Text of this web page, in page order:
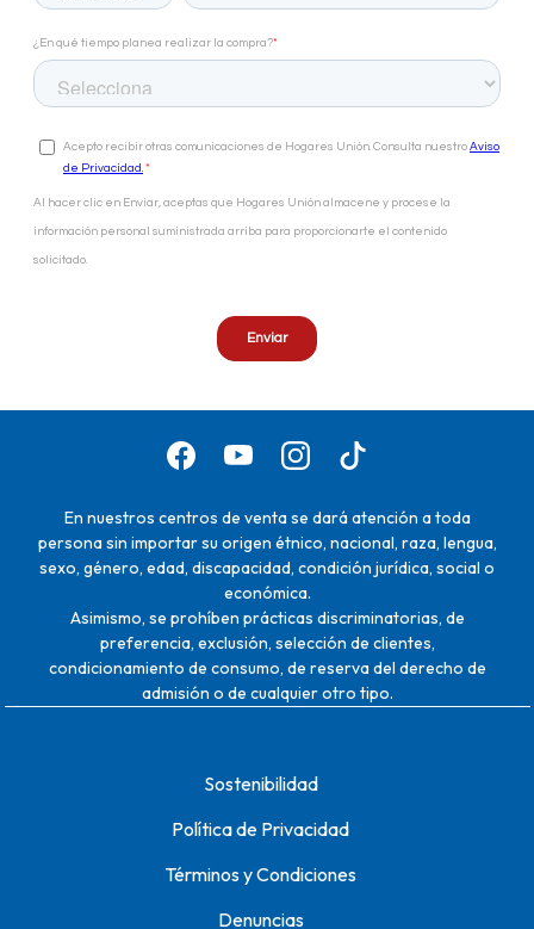
En nuestros centros de venta se dará atención a toda
persona sin importar su origen étnico, nacional, raza, lengua,
sexo, género, edad, discapacidad, condición jurídica, social o
económica.
Asimismo, se prohíben prácticas discriminatorias, de
preferencia, exclusión, selección de clientes,
condicionamiento de consumo, de reserva del derecho de
admisión o de cualquier otro tipo.
Sostenibilidad
Política de Privacidad
Términos y Condiciones
Denuncias